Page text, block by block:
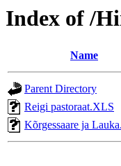
Index of /
Name
Parent Directory
Reigi pastoraat.XLS
Kõrgessaare ja